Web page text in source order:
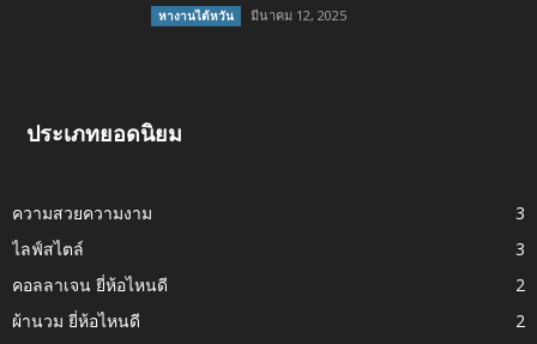
หางานไต้หวัน มีนาคม 12, 2025
ประเภทยอดนิยม
ความสวยความงาม
3
ไลฟ์สไตล์
3
คอลลาเจน ยี่ห้อไหนดี
2
ผ้านวม ยี่ห้อไหนดี
2